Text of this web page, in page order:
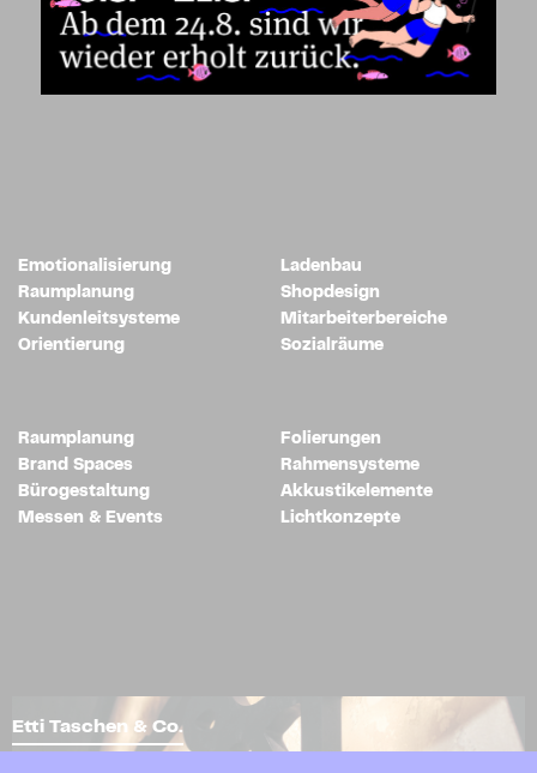
Emotionalisierung
Raumplanung
Kundenleitsysteme
Orientierung
Ladenbau
Shopdesign
Mitarbeiterbereiche
Sozialräume
Raumplanung
Brand Spaces
Bürogestaltung
Messen & Events
Folierungen
Rahmensysteme
Akkustikelemente
Lichtkonzepte
Etti Taschen & Co.